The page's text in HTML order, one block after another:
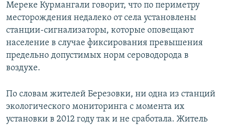
Мереке Курмангали говорит, что по периметру
месторождения недалеко от села установлены
станции-сигнализаторы, которые оповещают
население в случае фиксирования превышения
предельно допустимых норм сероводорода в
воздухе.
По словам жителей Березовки, ни одна из станций
экологического мониторинга с момента их
установки в 2012 году так и не сработала. Житель